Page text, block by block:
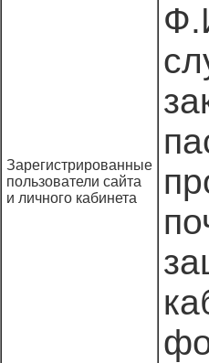
Зарегистрированные
пользователи сайта
и личного кабинета